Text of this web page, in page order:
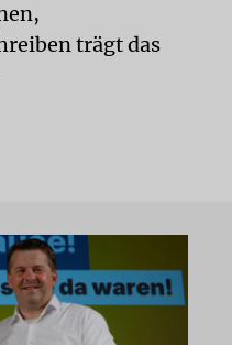
trägt das